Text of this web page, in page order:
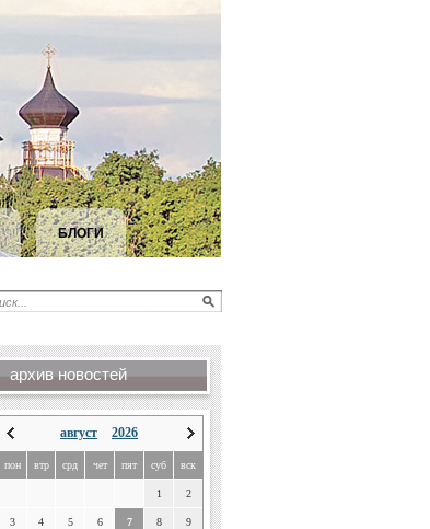
БЛОГИ
архив новостей
август 2026
пон втр срд чет пят суб вск
1 2
3 4 5 6 7 8 9